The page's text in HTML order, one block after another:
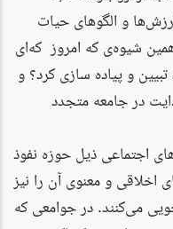
و الگوهای حیات
شیوه‌ی که امروز ‌ که‌ای
و پیاده سازی کرد؟ و
در جامعه متجدد
اجتماعی ذیل حوزه نفوذ
اخلاقی و معنوی آن را نیز
می‌کنند. در جوامعی که